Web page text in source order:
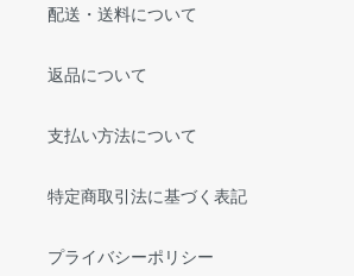
配送・送料について
返品について
支払い方法について
特定商取引法に基づく表記
プライバシーポリシー